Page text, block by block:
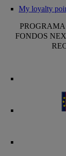
My loyalty
FONDOS